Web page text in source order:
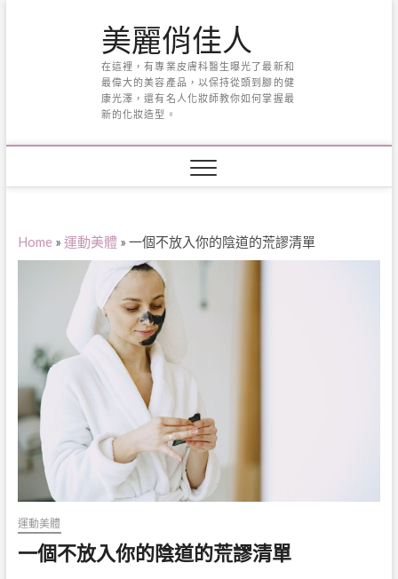
美麗俏佳人
在這裡，有專業皮膚科醫生曝光了最新和
最偉大的美容產品，以保持從頭到腳的健
康光澤，還有名人化妝師教你如何掌握最
新的化妝造型。
Home » 運動美體 » 一個不放入你的陰道的荒謬清單
運動美體
一個不放入你的陰道的荒謬清單